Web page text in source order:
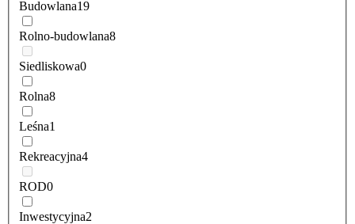
Budowlana19
Rolno-budowlana8
Siedliskowa0
Rolna8
Leśna1
Rekreacyjna4
ROD0
Inwestycyjna2